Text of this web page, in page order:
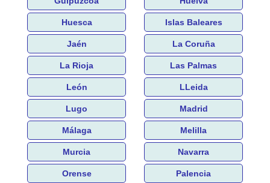
Huesca Islas Baleares
Jaén La Coruña
La Rioja Las Palmas
León LLeida
Lugo Madrid
Málaga Melilla
Murcia Navarra
Orense Palencia